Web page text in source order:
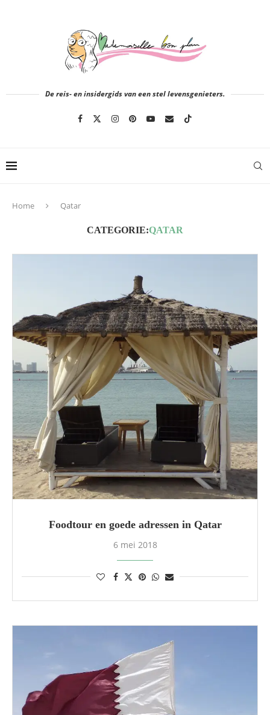
De reis- en insidergids van een stel levensgenieters.
Home Qatar
CATEGORIE:QATAR
Foodtour en goede adressen in Qatar
6 mei 2018